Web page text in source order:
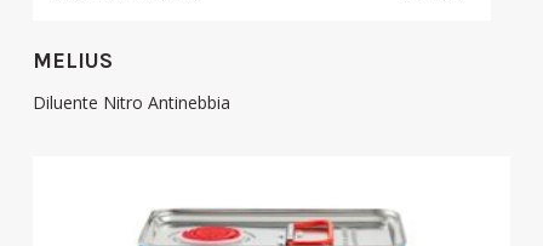
MELIUS
Diluente Nitro Antinebbia